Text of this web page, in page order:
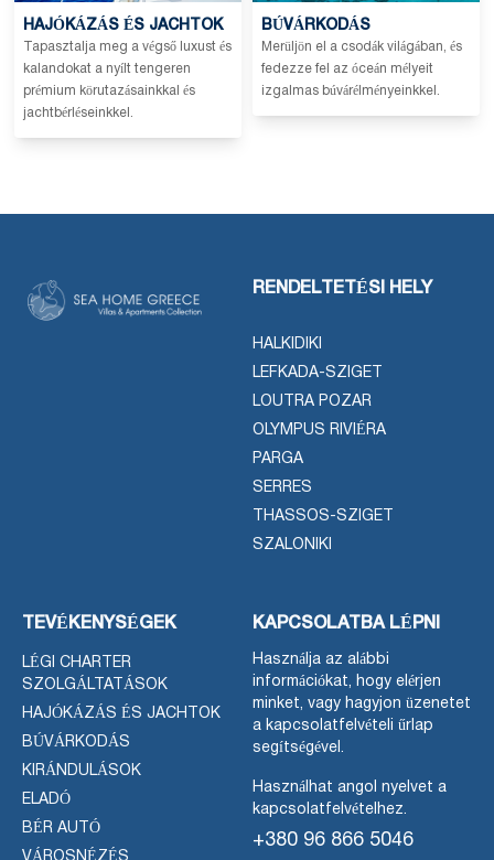
HAJÓKÁZÁS ÉS JACHTOK
Tapasztalja meg a végső luxust és
kalandokat a nyílt tengeren
prémium körutazásainkkal és
jachtbérléseinkkel.
BÚVÁRKODÁS
Merüljön el a csodák világában, és
fedezze fel az óceán mélyeit
izgalmas búvárélményeinkkel.
RENDELTETÉSI HELY
HALKIDIKI
LEFKADA-SZIGET
LOUTRA POZAR
OLYMPUS RIVIÉRA
PARGA
SERRES
THASSOS-SZIGET
SZALONIKI
TEVÉKENYSÉGEK
LÉGI CHARTER
SZOLGÁLTATÁSOK
HAJÓKÁZÁS ÉS JACHTOK
BÚVÁRKODÁS
KIRÁNDULÁSOK
ELADÓ
BÉR AUTÓ
KAPCSOLATBA LÉPNI
Használja az alábbi
információkat, hogy elérjen
minket, vagy hagyjon üzenetet
a kapcsolatfelvételi űrlap
segítségével.
Használhat angol nyelvet a
kapcsolatfelvételhez.
+380 96 866 5046